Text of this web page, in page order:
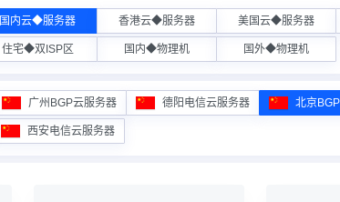
国内云◆服务器 香港云◆服务器 美国云◆服务器
住宅◆双ISP区 国内◆物理机 国外◆物理机
广州BGP云服务器 德阳电信云服务器 北京
西安电信云服务器